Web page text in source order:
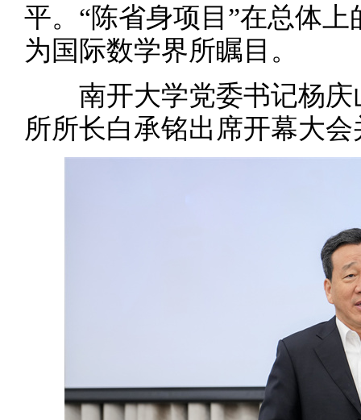
平。“陈省身项目”在总体
为国际数学界所瞩目。
南开大学党委书记杨庆
所所长白承铭出席开幕大